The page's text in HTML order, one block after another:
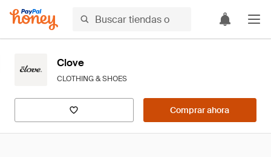
Clove
CLOTHING & SHOES
Comprar ahora